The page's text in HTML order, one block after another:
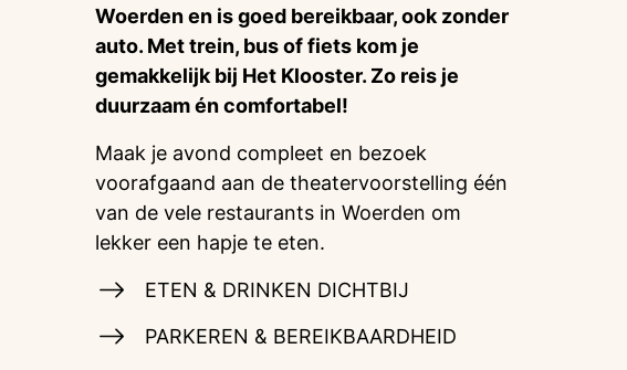
Woerden en is goed bereikbaar, ook zonder
auto. Met trein, bus of fiets kom je
gemakkelijk bij Het Klooster. Zo reis je
duurzaam én comfortabel!
Maak je avond compleet en bezoek
voorafgaand aan de theatervoorstelling één
van de vele restaurants in Woerden om
lekker een hapje te eten.
ETEN & DRINKEN DICHTBIJ
PARKEREN & BEREIKBAARDHEID